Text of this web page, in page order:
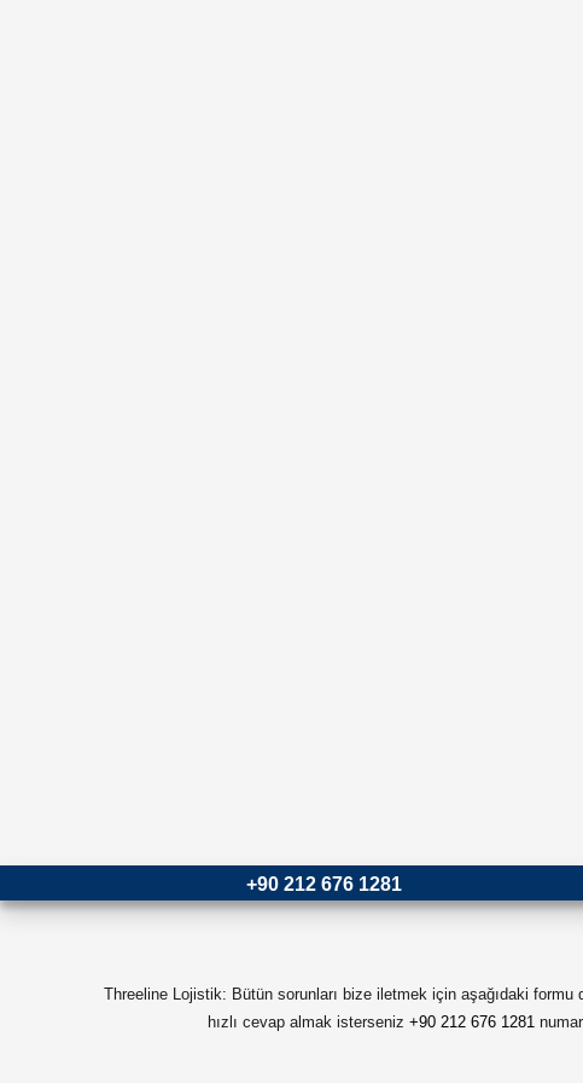
+90 212 676 1281
Threeline Lojistik: Bütün sorunları bize iletmek için aşağıdaki
hızlı cevap almak isterseniz +90 212 676 1281